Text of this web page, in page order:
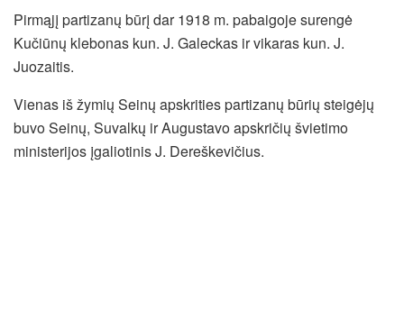
Pirmąjį partizanų būrį dar 1918 m. pabaigoje surengė
Kučiūnų klebonas kun. J. Galeckas ir vikaras kun. J.
Juozaitis.
Vienas iš žymių Seinų apskrities partizanų būrių steigėjų
buvo Seinų, Suvalkų ir Augustavo apskričių švietimo
ministerijos įgaliotinis J. Dereškevičius.